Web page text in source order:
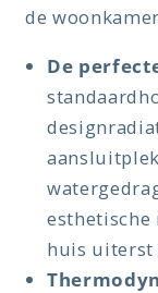
de
De
esthetische
huis uiterst